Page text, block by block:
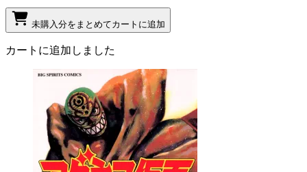
未購入分をまとめてカートに追加
カートに追加しました